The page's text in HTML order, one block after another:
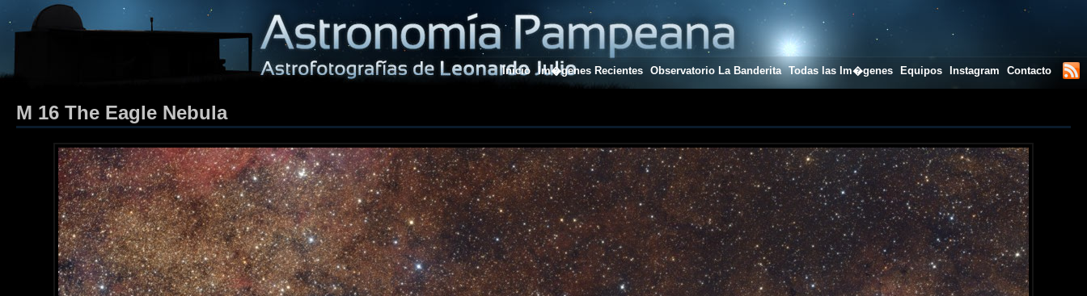
Inicio Im�genes Recientes Observatorio La Banderita Todas las Im�genes Equipos Instagram Contacto
M 16 The Eagle Nebula